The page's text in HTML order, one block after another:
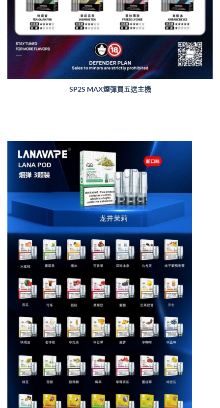
SP2S MAX煙彈買五送主機